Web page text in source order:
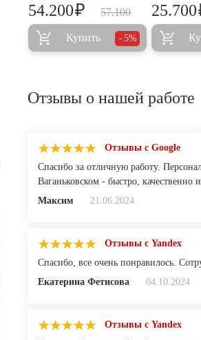
57.100
54.200₽
Купить 5%
25.700
Отзывы о нашей работе
Отзывы с Google
Спасибо за отличную работу.
Ваганьковском - быстро, качественно
Максим
21.06.2024
Отзывы с Yandex
Спасибо, все очень понравилось.
Екатерина Фетисова
04.10.2024
Отзывы с Yandex